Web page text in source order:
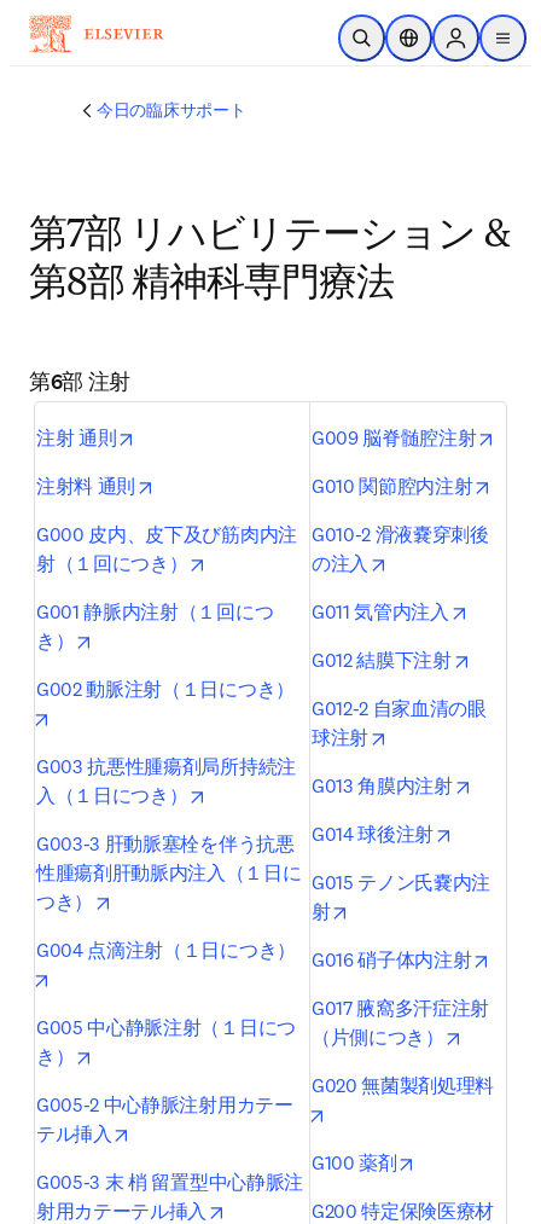
メインのコンテンツにスキップ
検索を開くロケーションセレ
Sign in to
menu
今日の臨床サポート
第7部 リハビリテーション &
第8部 精神科専門療法
第6部 注射
注射 通則 opens in new tab/window
注射料 通則 opens in new tab/window
G000 皮内、皮下及び筋肉内注
射（１回につき）
opens in new tab/window
G001 静脈内注射（１回につ
き）
G002 動脈注射（１日につき）
G003 抗悪性腫瘍剤局所持続注
入（１日につき）
opens in new tab/window
G003-3 肝動脈塞栓を伴う抗悪
性腫瘍剤肝動脈内注入（１日に
つき）
opens in new tab/window
G004 点滴注射（１日につき）
G005 中心静脈注射（１日につ
き）
G005-2 中心静脈注射用カテー
テル挿入
G005-3 末 梢 留置型中心静脈注
射用カテーテル挿入
opens in new tab/window
G009 脳脊髄腔注射
G010 関節腔内注射
G010-2 滑液嚢穿刺後
の注入
G011 気管内注入
G012 結膜下注射
G012-2 自家血清の眼
球注射
G013 角膜内注射
G014 球後注射
G015 テノン氏嚢内注
射
G016 硝子体内注射
G017 腋窩多汗症注射
（片側につき）
G020 無菌製剤処理料
G100 薬剤
G200 特定保険医療材